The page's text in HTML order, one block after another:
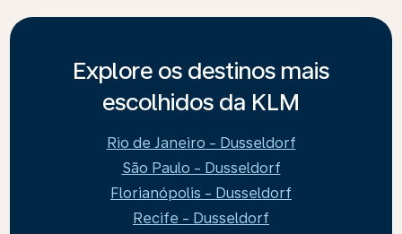
Explore os destinos mais
escolhidos da KLM
Rio de Janeiro - Dusseldorf
São Paulo - Dusseldorf
Florianópolis - Dusseldorf
Recife - Dusseldorf